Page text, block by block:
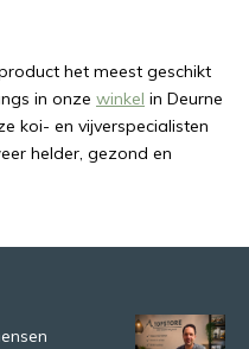
het meest geschikt
in onze winkel in Deurne
koi- en vijverspecialisten
helder, gezond en